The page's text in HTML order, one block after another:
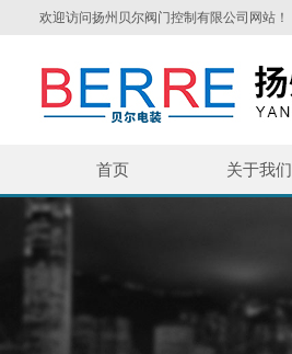
欢迎访问扬州贝尔阀门控制有限公司网站！
首页 关于我们